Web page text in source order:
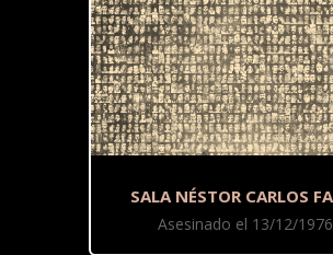
SALA NÉSTOR CARLOS
Asesinado el 13/12/1976